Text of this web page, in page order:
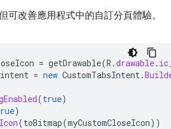
可改善應用程式中的自訂分頁體驗。
= getDrawable(R .drawable.
intent = new CustomTabsIntent.
(true)
)
(toBitmap(myCustomCloseIcon))